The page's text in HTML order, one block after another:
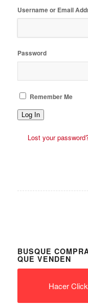
Username or Email
Password
Remember Me
Log In
Lost your
BUSQUE
QUE VENDEN
Hacer Click